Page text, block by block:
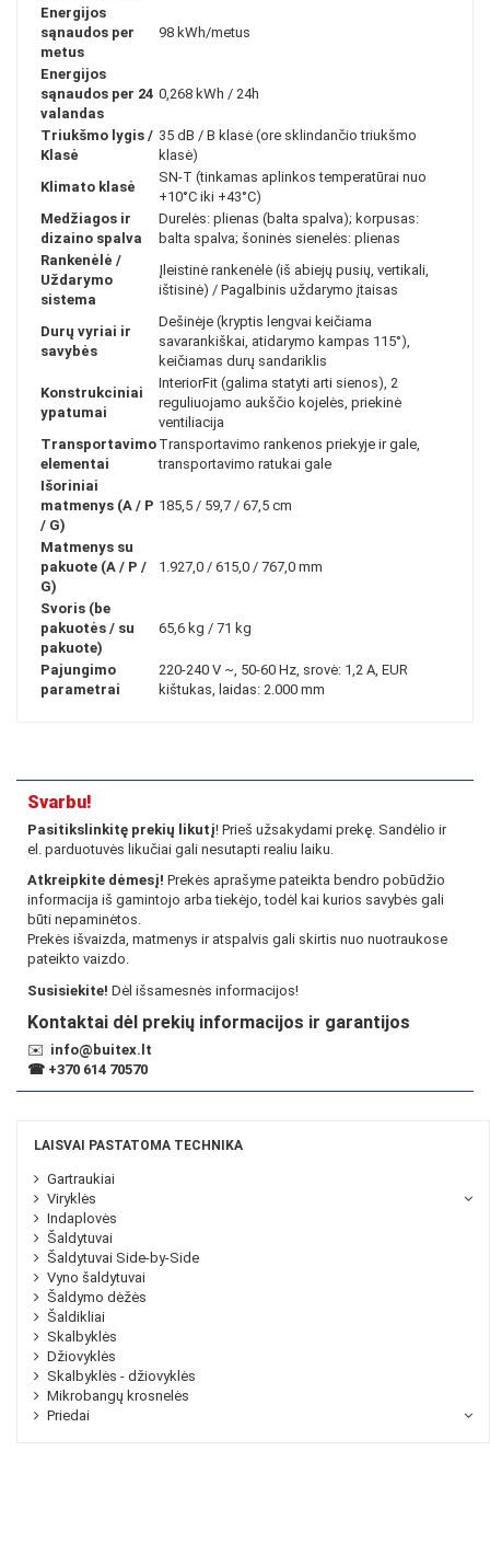
Energijos
sąnaudos per
metus
98 kWh/metus
Energijos
sąnaudos per 24
valandas
0,268 kWh / 24h
Triukšmo lygis /
Klasė
35 dB / B klasė (ore sklindančio triukšmo
klasė)
Klimato klasė
SN-T (tinkamas aplinkos temperatūrai nuo
+10°C iki +43°C)
Medžiagos ir
dizaino spalva
Durelės: plienas (balta spalva); korpusas:
balta spalva; šoninės sienelės: plienas
Rankenėlė /
Uždarymo
sistema
Įleistinė rankenėlė (iš abiejų pusių, vertikali,
ištisinė) / Pagalbinis uždarymo įtaisas
Durų vyriai ir
savybės
Dešinėje (kryptis lengvai keičiama
savarankiškai, atidarymo kampas 115°),
keičiamas durų sandariklis
Konstrukciniai
ypatumai
InteriorFit (galima statyti arti sienos), 2
reguliuojamo aukščio kojelės, priekinė
ventiliacija
Transportavimo
elementai
Transportavimo rankenos priekyje ir gale,
transportavimo ratukai gale
Išoriniai
matmenys (A / P
/ G)
185,5 / 59,7 / 67,5 cm
Matmenys su
pakuote (A / P /
G)
1.927,0 / 615,0 / 767,0 mm
Svoris (be
pakuotės / su
pakuote)
65,6 kg / 71 kg
Pajungimo
parametrai
220-240 V ~, 50-60 Hz, srovė: 1,2 A, EUR
kištukas, laidas: 2.000 mm
Svarbu!
Pasitikslinkitę prekių likutį! Prieš užsakydami prekę. Sandėlio ir
el. parduotuvės likučiai gali nesutapti realiu laiku.
Atkreipkite dėmesį! Prekės aprašyme pateikta bendro pobūdžio
informacija iš gamintojo arba tiekėjo, todėl kai kurios savybės gali
būti nepaminėtos.
Prekės išvaizda, matmenys ir atspalvis gali skirtis nuo nuotraukose
pateikto vaizdo.
Susisiekite! Dėl išsamesnės informacijos!
Kontaktai dėl prekių informacijos ir garantijos
✉️ info@buitex.lt
☎ +370 614 70570
LAISVAI PASTATOMA TECHNIKA
Gartraukiai
Viryklės
Indaplovės
Šaldytuvai
Šaldytuvai Side-by-Side
Vyno šaldytuvai
Šaldymo dėžės
Šaldikliai
Skalbyklės
Džiovyklės
Skalbyklės - džiovyklės
Mikrobangų krosnelės
Priedai